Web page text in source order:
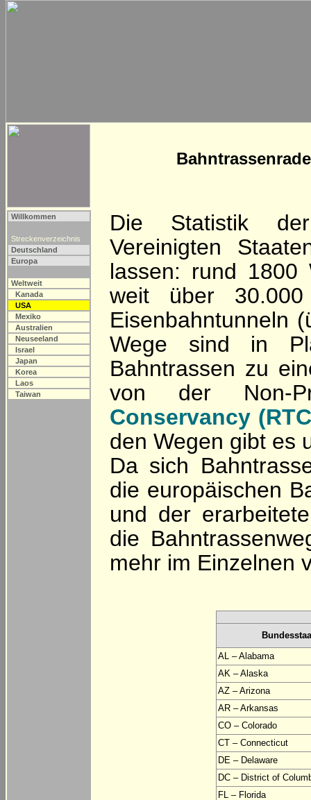
Willkommen
Streckenverzeichnis
Deutschland
Europa
Weltweit
Kanada
USA
Mexiko
Australien
Neuseeland
Israel
Japan
Korea
Laos
Taiwan
Die Statistik
Vereinigten
lassen: rund 1800
weit über
Eisenbahntunneln
Wege sind in
Bahntrassen zu
von der Non-
Conservancy
den Wegen gibt es
Da sich
die europäischen
und der
die
mehr im Einzelnen
AL – Alabama
AK – Alaska
AZ – Arizona
AR – Arkansas
CO – Colorado
CT – Connecticut
DE – Delaware
DC – District of
FL – Florida